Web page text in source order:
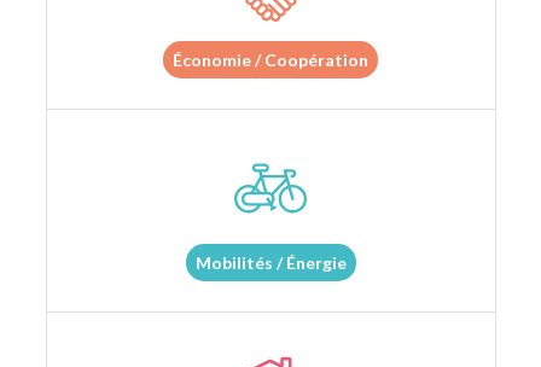
Économie / Coopération
Mobilités / Énergie